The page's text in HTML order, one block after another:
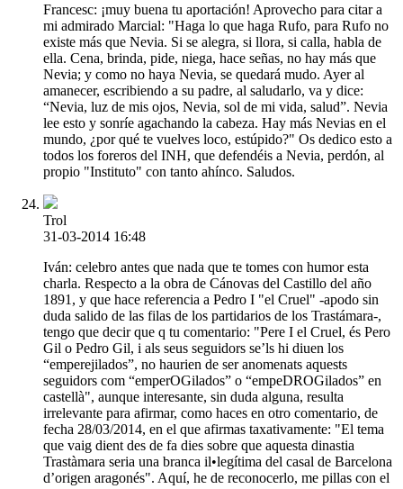
Francesc: ¡muy buena tu aportación! Aprovecho para citar a
mi admirado Marcial: "Haga lo que haga Rufo, para Rufo no
existe más que Nevia. Si se alegra, si llora, si calla, habla de
ella. Cena, brinda, pide, niega, hace señas, no hay más que
Nevia; y como no haya Nevia, se quedará mudo. Ayer al
amanecer, escribiendo a su padre, al saludarlo, va y dice:
“Nevia, luz de mis ojos, Nevia, sol de mi vida, salud”. Nevia
lee esto y sonríe agachando la cabeza. Hay más Nevias en el
mundo, ¿por qué te vuelves loco, estúpido?" Os dedico esto a
todos los foreros del INH, que defendéis a Nevia, perdón, al
propio "Instituto" con tanto ahínco. Saludos.
Trol
31-03-2014 16:48
Iván: celebro antes que nada que te tomes con humor esta
charla. Respecto a la obra de Cánovas del Castillo del año
1891, y que hace referencia a Pedro I "el Cruel" -apodo sin
duda salido de las filas de los partidarios de los Trastámara-,
tengo que decir que q tu comentario: "Pere I el Cruel, és Pero
Gil o Pedro Gil, i als seus seguidors se’ls hi diuen los
“emperejilados”, no haurien de ser anomenats aquests
seguidors com “emperOGilados” o “empeDROGilados” en
castellà", aunque interesante, sin duda alguna, resulta
irrelevante para afirmar, como haces en otro comentario, de
fecha 28/03/2014, en el que afirmas taxativamente: "El tema
que vaig dient des de fa dies sobre que aquesta dinastia
Trastàmara seria una branca il•legítima del casal de Barcelona
d’origen aragonés". Aquí, he de reconocerlo, me pillas con el